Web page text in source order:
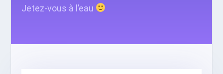
Jetez-vous à l’eau